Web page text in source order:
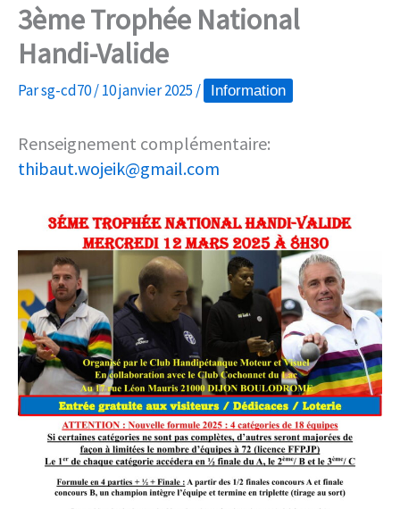
3ème Trophée National
Handi-Valide
Parsg-cd70/10 janvier 2025 / Information
Renseignement complémentaire:
thibaut.wojeik@gmail.com